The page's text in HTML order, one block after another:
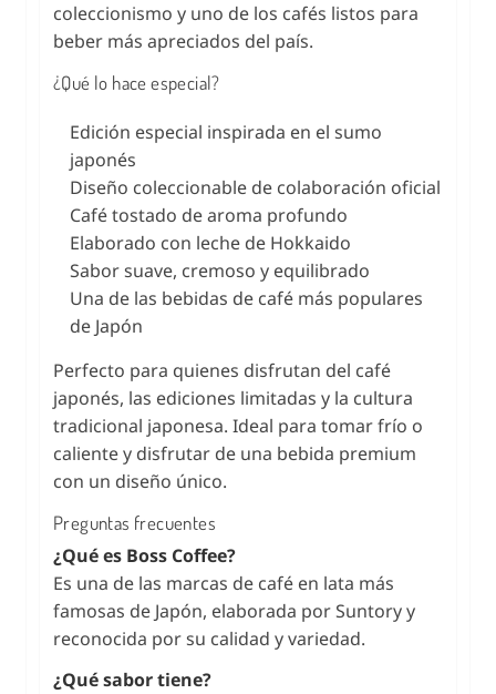
coleccionismo y uno de los cafés listos para
beber más apreciados del país.
¿Qué lo hace especial?
Edición especial inspirada en el sumo
japonés
Diseño coleccionable de colaboración oficial
Café tostado de aroma profundo
Elaborado con leche de Hokkaido
Sabor suave, cremoso y equilibrado
Una de las bebidas de café más populares
de Japón
Perfecto para quienes disfrutan del café
japonés, las ediciones limitadas y la cultura
tradicional japonesa. Ideal para tomar frío o
caliente y disfrutar de una bebida premium
con un diseño único.
Preguntas frecuentes
¿Qué es Boss Coffee?
Es una de las marcas de café en lata más
famosas de Japón, elaborada por Suntory y
reconocida por su calidad y variedad.
¿Qué sabor tiene?